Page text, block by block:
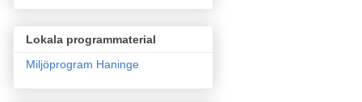
Lokala programmaterial
Miljöprogram Haninge